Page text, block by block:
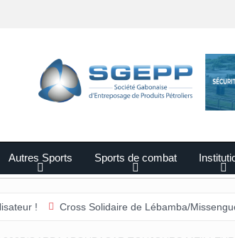
Autres Sports Sports de combat
Cross Solidaire de Lébamba/Missengué Pendy :